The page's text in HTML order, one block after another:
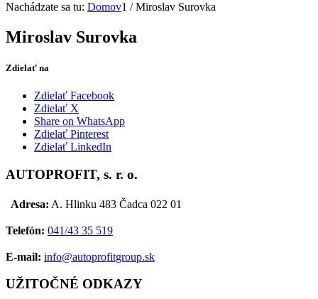
Nachádzate sa tu: Domov1 / Miroslav Surovka
Miroslav Surovka
Zdielať na
Zdielať Facebook
Zdielať X
Share on WhatsApp
Zdielať Pinterest
Zdielať LinkedIn
AUTOPROFIT, s. r. o.
Adresa: A. Hlinku 483 Čadca 022 01
Telefón: 041/43 35 519
E-mail: info@autoprofitgroup.sk
UŽITOČNÉ ODKAZY